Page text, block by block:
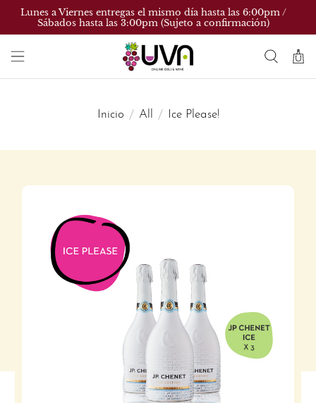
Lunes a Viernes entregas el mismo día hasta las 6:00pm /
Sábados hasta las 3:00pm (Sujeto a confirmación)
Inicio All Ice Please!